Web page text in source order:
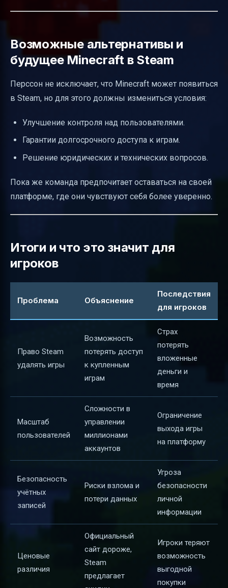
Возможные альтернативы и
будущее Minecraft в Steam
Перссон не исключает, что Minecraft может появиться
в Steam, но для этого должны измениться условия:
Улучшение контроля над пользователями.
Гарантии долгосрочного доступа к играм.
Решение юридических и технических вопросов.
Пока же команда предпочитает оставаться на своей
платформе, где они чувствуют себя более уверенно.
Итоги и что это значит для
игроков
Проблема Объяснение
Последствия
для игроков
Право Steam
удалять игры
Возможность
потерять доступ
к купленным
играм
Страх
потерять
вложенные
деньги и
время
Масштаб
пользователей
Сложности в
управлении
миллионами
аккаунтов
Ограничение
выхода игры
на платформу
Безопасность
учётных
записей
Риски взлома и
потери данных
Угроза
безопасности
личной
информации
Ценовые
различия
Официальный
сайт дороже,
Steam
предлагает
Игроки теряют
возможность
выгодной
покупки